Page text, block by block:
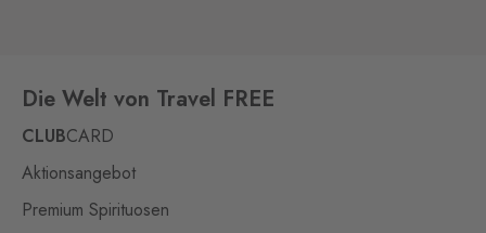
Die Welt von Travel FREE
CLUBCARD
Aktionsangebot
Premium Spirituosen